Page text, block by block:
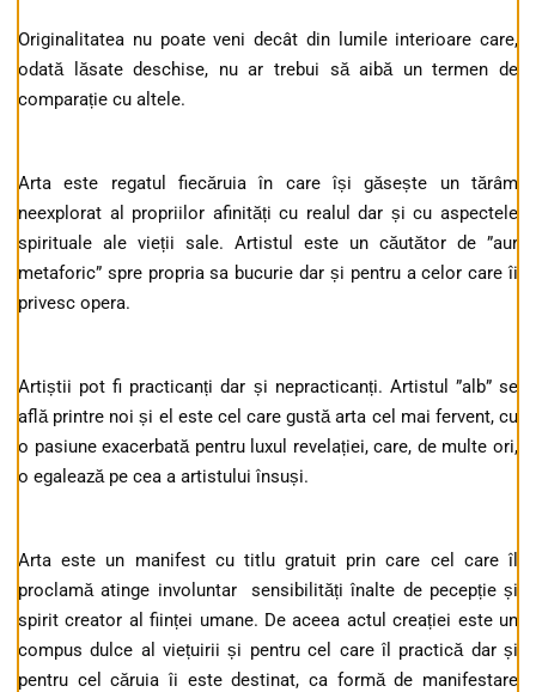
Originalitatea nu poate veni decât din lumile interioare care,
odată lăsate deschise, nu ar trebui să aibă un termen de
comparație cu altele.
Arta este regatul fiecăruia în care își găsește un tărâm
neexplorat al propriilor afinități cu realul dar și cu aspectele
spirituale ale vieții sale. Artistul este un căutător de ”aur
metaforic” spre propria sa bucurie dar și pentru a celor care îi
privesc opera.
Artiștii pot fi practicanți dar și nepracticanți. Artistul ”alb” se
află printre noi și el este cel care gustă arta cel mai fervent, cu
o pasiune exacerbată pentru luxul revelației, care, de multe ori,
o egalează pe cea a artistului însuși.
Arta este un manifest cu titlu gratuit prin care cel care îl
proclamă atinge involuntar sensibilități înalte de pecepție și
spirit creator al ființei umane. De aceea actul creației este un
compus dulce al viețuirii și pentru cel care îl practică dar și
pentru cel căruia îi este destinat, ca formă de manifestare